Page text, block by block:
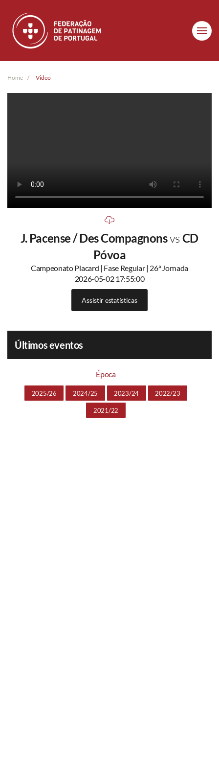
Skip to main content
Home Video
J. Pacense / Des Compagnonsvs CD
Póvoa
Campeonato Placard | Fase Regular | 26ª Jornada
2026-05-02 17:55:00
Assistir estatísticas
Últimos eventos
Época
2025/26 2024/25 2023/24 2022/23
2021/22